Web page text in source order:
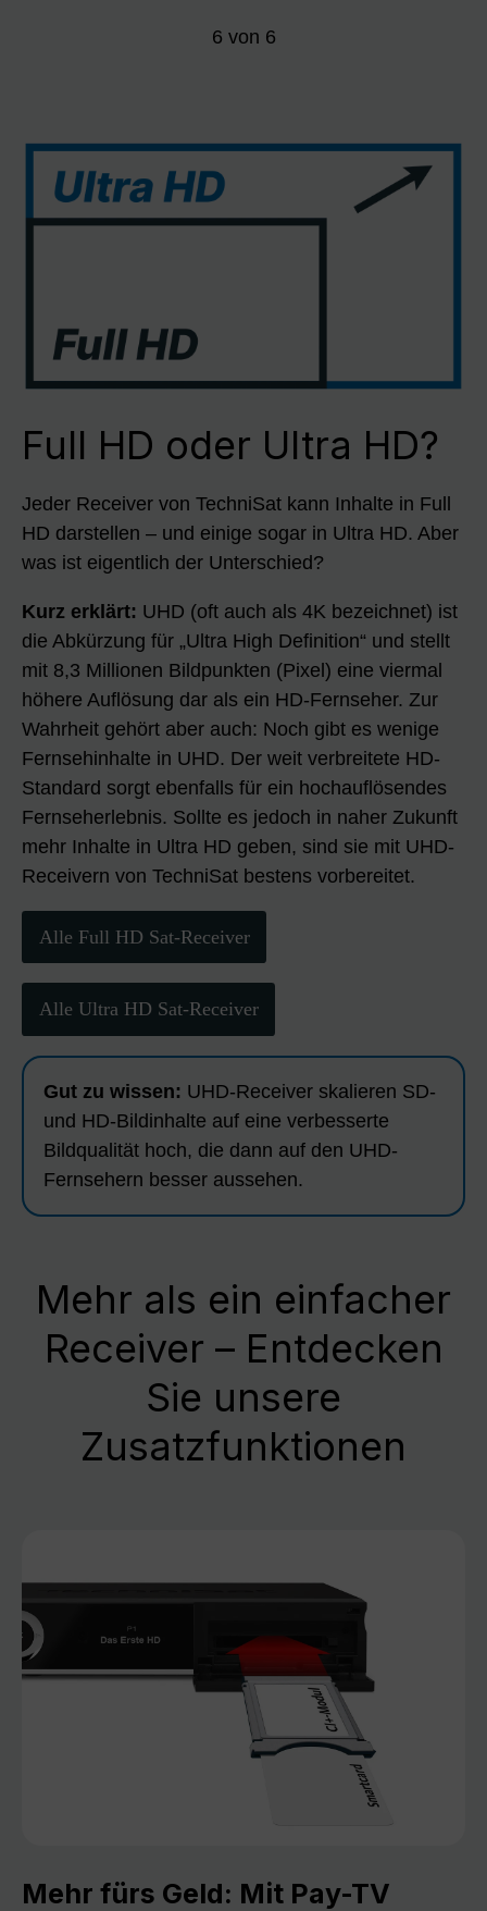
6 von 6
Full HD oder Ultra HD?
Jeder Receiver von TechniSat kann Inhalte in Full
HD darstellen – und einige sogar in Ultra HD. Aber
was ist eigentlich der Unterschied?
Kurz erklärt: UHD (oft auch als 4K bezeichnet) ist
die Abkürzung für „Ultra High Definition“ und stellt
mit 8,3 Millionen Bildpunkten (Pixel) eine viermal
höhere Auflösung dar als ein HD-Fernseher. Zur
Wahrheit gehört aber auch: Noch gibt es wenige
Fernsehinhalte in UHD. Der weit verbreitete HD-
Standard sorgt ebenfalls für ein hochauflösendes
Fernseherlebnis. Sollte es jedoch in naher Zukunft
mehr Inhalte in Ultra HD geben, sind sie mit UHD-
Receivern von TechniSat bestens vorbereitet.
Alle Full HD Sat-Receiver
Alle Ultra HD Sat-Receiver
Gut zu wissen: UHD-Receiver skalieren SD-
und HD-Bildinhalte auf eine verbesserte
Bildqualität hoch, die dann auf den UHD-
Fernsehern besser aussehen.
Mehr als ein einfacher
Receiver – Entdecken
Sie unsere
Zusatzfunktionen
Mehr fürs Geld: Mit Pay-TV